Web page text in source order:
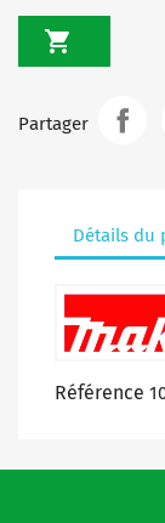

Partager
Détails du
Référence